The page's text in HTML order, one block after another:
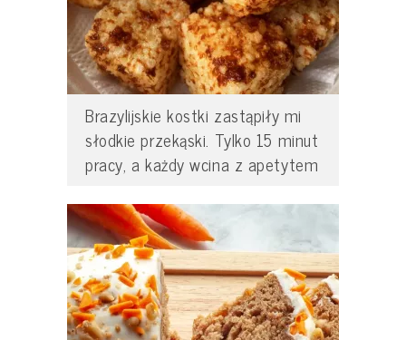
Brazylijskie kostki zastąpiły mi
słodkie przekąski. Tylko 15 minut
pracy, a każdy wcina z apetytem